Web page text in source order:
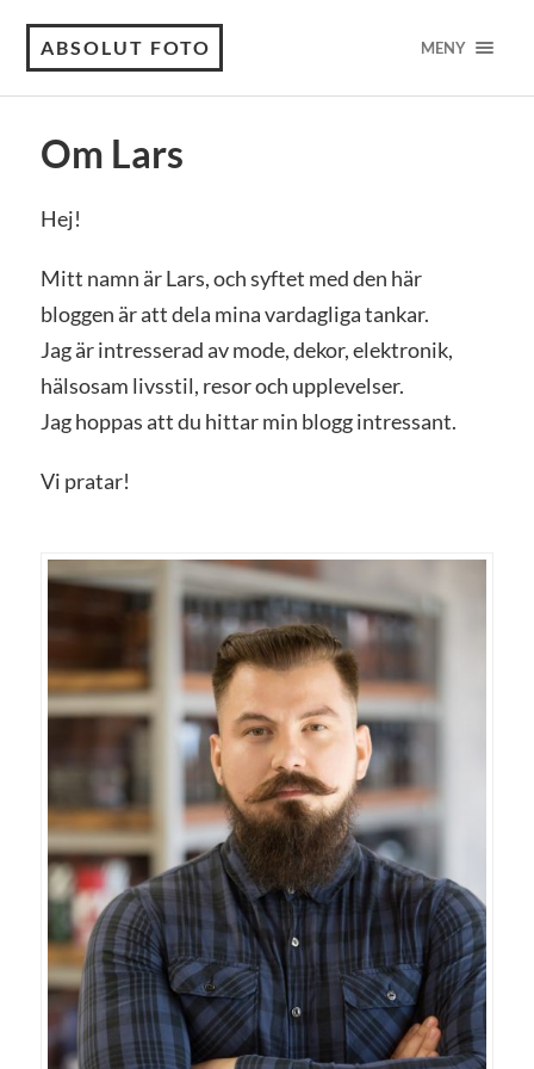
ABSOLUT FOTO MENY
Om Lars
Hej!
Mitt namn är Lars, och syftet med den här
bloggen är att dela mina vardagliga tankar.
Jag är intresserad av mode, dekor, elektronik,
hälsosam livsstil, resor och upplevelser.
Jag hoppas att du hittar min blogg intressant.
Vi pratar!